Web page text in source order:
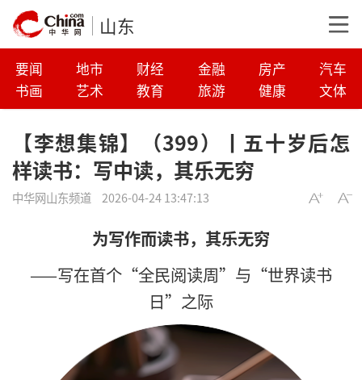
山东
要闻 地市 财经 金融 房产
汽车
书画
艺术 教育 旅游 健康 文体
【李想集锦】（399）丨五十岁后怎
样读书：写中读，其乐无穷
中华网山东频道 2026-04-24 13:47:13
为写作而读书，其乐无穷
——写在首个“全民阅读周”与“世界读书
日”之际